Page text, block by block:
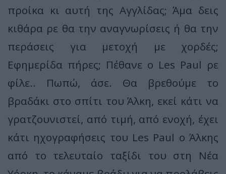
προίκα κι αυτή της Αγγλίδας; Άμα δεις
κιθάρα ρε θα την αναγνωρίσεις ή θα την
περάσεις για μετοχή με χορδές;
Εφημερίδα πήρες; Πέθανε ο Les Paul ρε
φίλε.. Πωπώ, άσε. Θα βρεθούμε το
βραδάκι στο σπίτι του Άλκη, εκεί κάτι να
γρατζουνιστεί, από τιμή, από ενοχή, έχει
κάτι ηχογραφήσεις του Les Paul ο Άλκης
από το τελευταίο ταξίδι του στη Νέα